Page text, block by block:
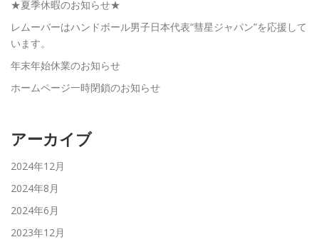
★夏季休暇のお知らせ★
レムーバーはハンドボール男子日本代表“彗星ジャパン”を応援して
います。
年末年始休業のお知らせ
ホームページ一時閉鎖のお知らせ
アーカイブ
2024年12月
2024年8月
2024年6月
2023年12月